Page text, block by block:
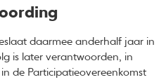
daarmee anderhalf jaar in
is later verantwoorden, in
de Participatieovereenkomst